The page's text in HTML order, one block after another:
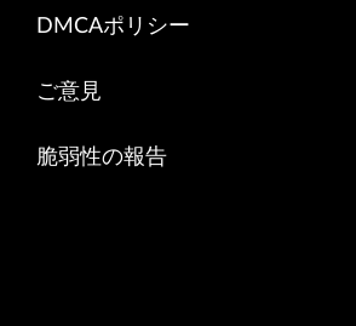
DMCAポリシー
ご意見
脆弱性の報告